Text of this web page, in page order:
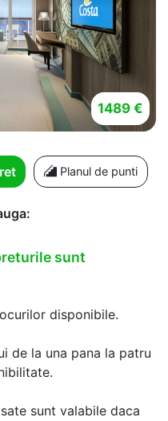
1489 €
Planul de punti
sunt
disponibile.
de la una pana la patru
sunt valabile daca